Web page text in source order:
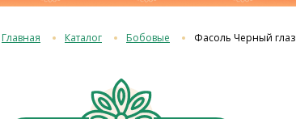
Главная Каталог Бобовые Фасоль Черный глаз